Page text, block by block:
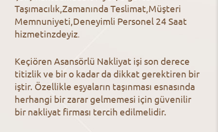
Taşımacılık,Zamanında Teslimat,Müşteri
Memnuniyeti,Deneyimli Personel 24 Saat
hizmetinzdeyiz.
Keçiören Asansörlü Nakliyat işi son derece
titizlik ve bir o kadar da dikkat gerektiren bir
iştir. Özellikle eşyaların taşınması esnasında
herhangi bir zarar gelmemesi için güvenilir
bir nakliyat firması tercih edilmelidir.